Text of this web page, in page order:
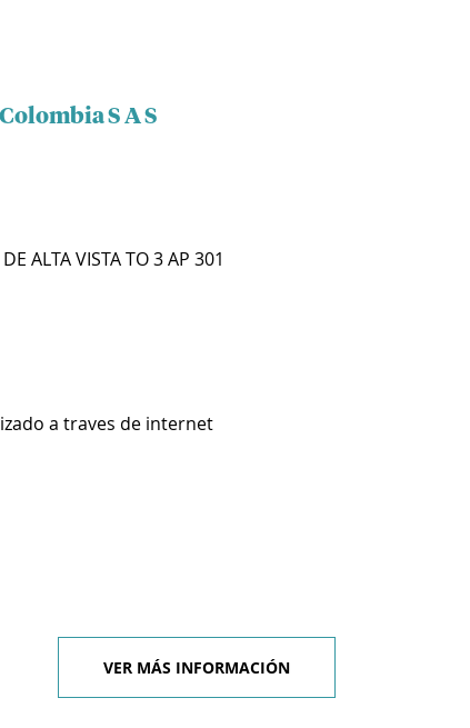
S A S
ALTA VISTA TO 3 AP 301
a traves de internet
VER MÁS INFORMACIÓN